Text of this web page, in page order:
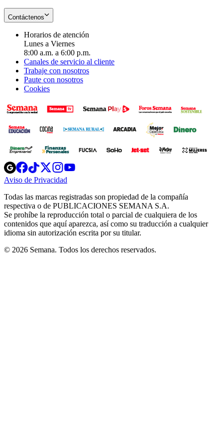
Contáctenos
Horarios de atención
Lunes a Viernes
8:00 a.m. a 6:00 p.m.
Canales de servicio al cliente
Trabaje con nosotros
Paute con nosotros
Cookies
Opens
in
new
Opens
in
new
Opens
in
new
window
Opens
new
windowwindow
Aviso de Privacidad
new
window
Todas las marcas registradas son propiedad de la compañía
respectiva o de PUBLICACIONES SEMANA S.A.
Se prohíbe la reproducción total o parcial de cualquiera de los
contenidos que aquí aparezca, así como su traducción a cualquier
idioma sin autorización escrita por su titular.
© 2026 Semana. Todos los derechos reservados.